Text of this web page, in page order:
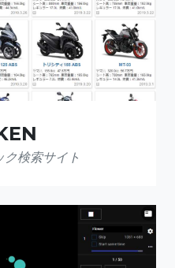
検索サイト